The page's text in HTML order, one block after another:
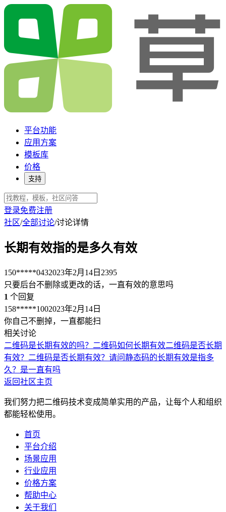
平台功能
应用方案
模板库
价格
支持
登录免费注册
社区/全部讨论/讨论详情
长期有效指的是多久有效
150*****0432023年2月14日 2395
只要后台不删除或更改的话，一直有效的意思吗
1 个回复
158*****1002023年2月14日
你自己不删掉，一直都能扫
相关讨论
二维码是长期有效的吗？ 二维码如何长期有效二维码是否长期
有效？ 二维码是否长期有效？ 请问静态码的长期有效是指多
久？是一直有吗
返回社区主页
我们努力把二维码技术变成简单实用的产品，让每个人和组织
都能轻松使用。
首页
平台介绍
场景应用
行业应用
价格方案
帮助中心
关于我们